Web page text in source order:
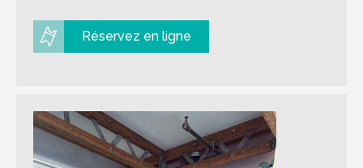
Réservez en ligne